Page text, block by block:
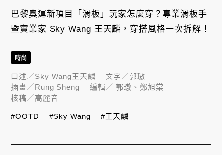
巴黎奧運新項目「滑板」玩家怎麼穿？專業滑板手
暨實業家 Sky Wang 王天麟，穿搭風格一次拆解！
時尚
口述／Sky Wang王天麟 文字／郭璈
插畫／Rung Sheng 編輯／ 郭璈、鄭旭棠
核稿／高麗音
#OOTD #Sky Wang #王天麟